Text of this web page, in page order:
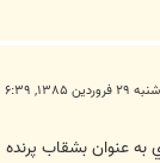
۱۳۸۵, ۶:۳۹ ب.ظ
به عنوان بشقاب